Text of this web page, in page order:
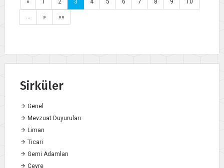
« 1 2 3 4 5 6 7 8 9 10
… » »»
Sirküler
Genel
Mevzuat Duyuruları
Liman
Ticari
Gemi Adamları
Çevre